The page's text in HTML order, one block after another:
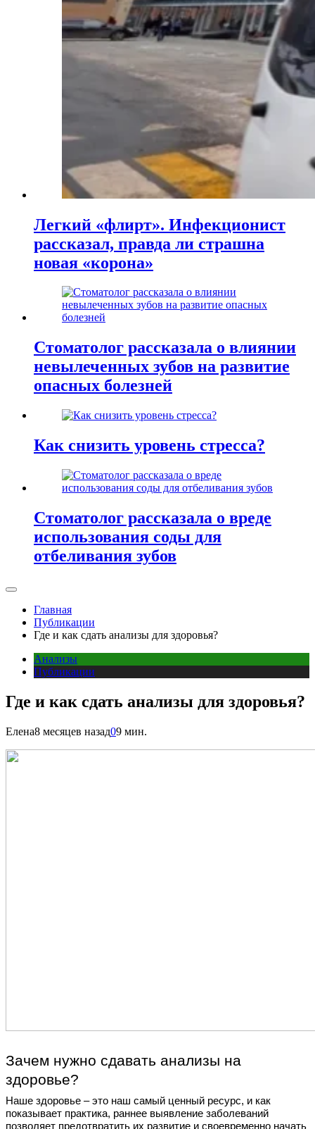
Легкий «флирт». Инфекционист
рассказал, правда ли страшна
новая «корона»
Стоматолог рассказала о влиянии
невылеченных зубов на развитие
опасных болезней
Как снизить уровень стресса?
Стоматолог рассказала о вреде
использования соды для
отбеливания зубов
Главная
Публикации
Где и как сдать анализы для здоровья?
Анализы
Публикации
Где и как сдать анализы для здоровья?
Елена8 месяцев назад09 мин.
Зачем нужно сдавать анализы на
здоровье?
Наше здоровье – это наш самый ценный ресурс, и как
показывает практика, раннее выявление заболеваний
позволяет предотвратить их развитие и своевременно начать